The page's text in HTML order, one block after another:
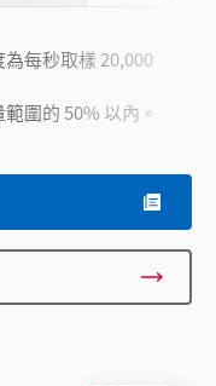
每秒取樣 20,000
圍的 50% 以內。